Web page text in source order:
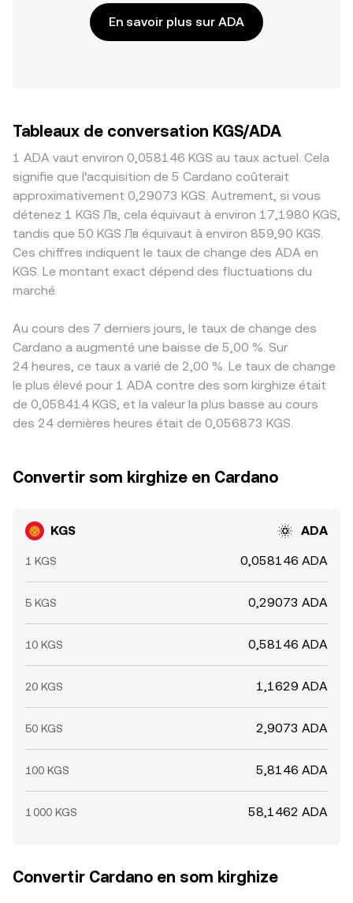
En savoir plus sur ADA
Tableaux de conversation KGS/ADA
1 ADA vaut environ 0,058146 KGS au taux actuel. Cela
signifie que l’acquisition de 5 Cardano coûterait
approximativement 0,29073 KGS. Autrement, si vous
détenez 1 KGS Лв, cela équivaut à environ 17,1980 KGS,
tandis que 50 KGS Лв équivaut à environ 859,90 KGS.
Ces chiffres indiquent le taux de change des ADA en
KGS. Le montant exact dépend des fluctuations du
marché.
Au cours des 7 derniers jours, le taux de change des
Cardano a augmenté une baisse de 5,00 %. Sur
24 heures, ce taux a varié de 2,00 %. Le taux de change
le plus élevé pour 1 ADA contre des som kirghize était
de 0,058414 KGS, et la valeur la plus basse au cours
des 24 dernières heures était de 0,056873 KGS.
Convertir som kirghize en Cardano
KGS ADA
1 KGS 0,058146 ADA
5 KGS 0,29073 ADA
10 KGS 0,58146 ADA
20 KGS 1,1629 ADA
50 KGS 2,9073 ADA
100 KGS 5,8146 ADA
1 000 KGS 58,1462 ADA
Convertir Cardano en som kirghize